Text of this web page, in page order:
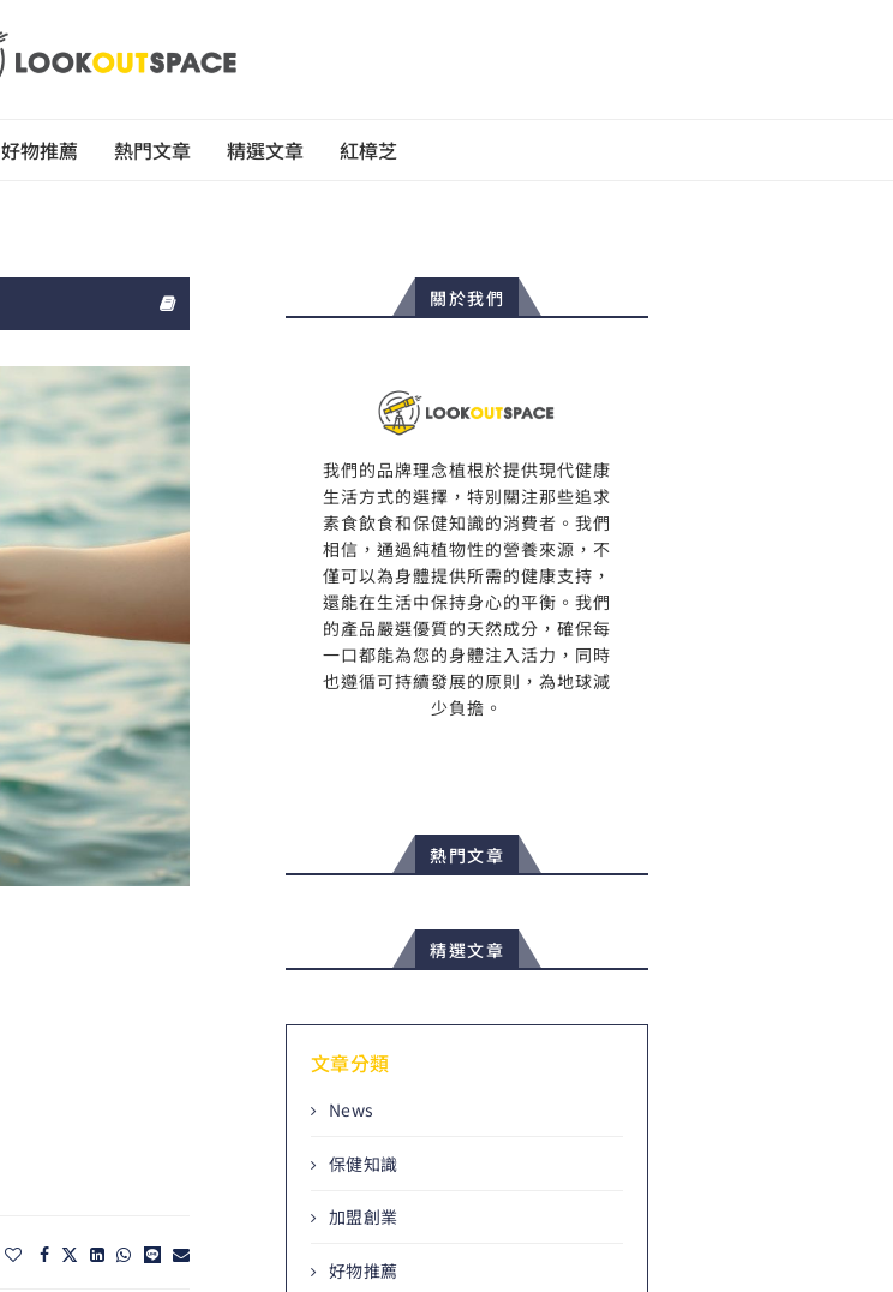
好物推薦 熱門文章 精選文章 紅樟芝
關於我們
我們的品牌理念植根於提供現代健康
生活方式的選擇，特別關注那些追求
素食飲食和保健知識的消費者。我們
相信，通過純植物性的營養來源，不
僅可以為身體提供所需的健康支持，
還能在生活中保持身心的平衡。我們
的產品嚴選優質的天然成分，確保每
一口都能為您的身體注入活力，同時
也遵循可持續發展的原則，為地球減
少負擔。
熱門文章
精選文章
文章分類
News
保健知識
加盟創業
好物推薦